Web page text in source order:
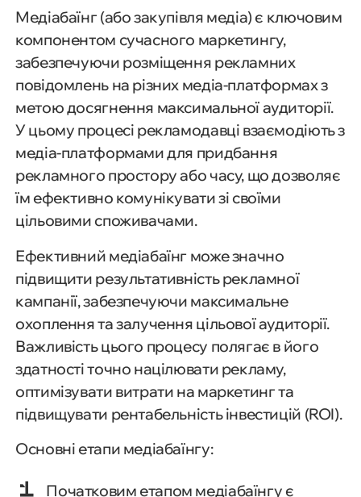
Медіабаїнг (або закупівля медіа) є ключовим
компонентом сучасного маркетингу,
забезпечуючи розміщення рекламних
повідомлень на різних медіа-платформах з
метою досягнення максимальної аудиторії.
У цьому процесі рекламодавці взаємодіють з
медіа-платформами для придбання
рекламного простору або часу, що дозволяє
їм ефективно комунікувати зі своїми
цільовими споживачами.
Ефективний медіабаїнг може значно
підвищити результативність рекламної
кампанії, забезпечуючи максимальне
охоплення та залучення цільової аудиторії.
Важливість цього процесу полягає в його
здатності точно націлювати рекламу,
оптимізувати витрати на маркетинг та
підвищувати рентабельність інвестицій (ROI).
Основні етапи медіабаїнгу:
Початковим етапом медіабаїнгу є